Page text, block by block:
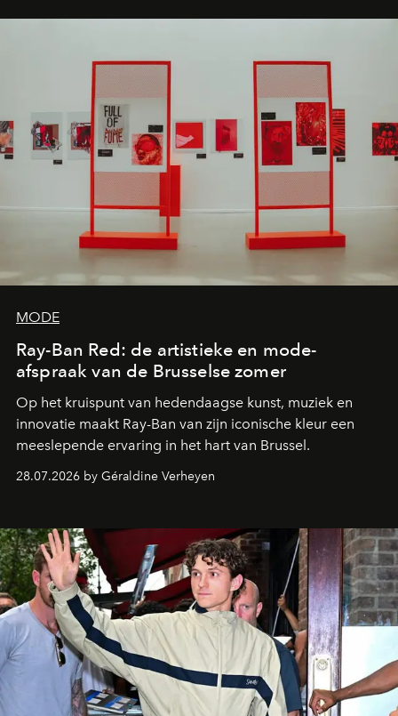
MODE
Ray-Ban Red: de artistieke en mode-
afspraak van de Brusselse zomer
Op het kruispunt van hedendaagse kunst, muziek en
innovatie maakt Ray-Ban van zijn iconische kleur een
meeslepende ervaring in het hart van Brussel.
28.07.2026 by Géraldine Verheyen